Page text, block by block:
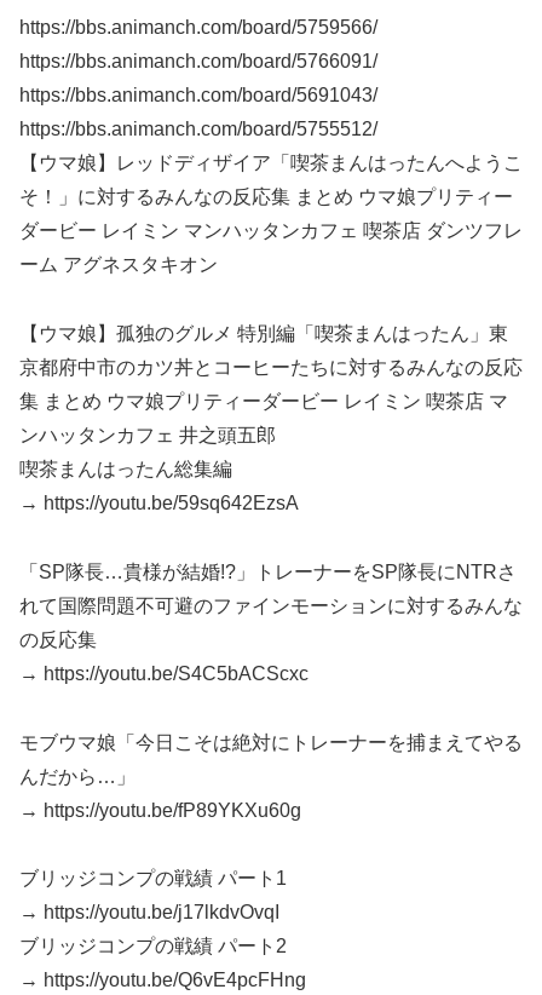
https://bbs.animanch.com/board/5759566/
https://bbs.animanch.com/board/5766091/
https://bbs.animanch.com/board/5691043/
https://bbs.animanch.com/board/5755512/
【ウマ娘】レッドディザイア「喫茶まんはったんへようこ
そ！」に対するみんなの反応集 まとめ ウマ娘プリティー
ダービー レイミン マンハッタンカフェ 喫茶店 ダンツフレ
ーム アグネスタキオン
【ウマ娘】孤独のグルメ 特別編「喫茶まんはったん」東
京都府中市のカツ丼とコーヒーたちに対するみんなの反応
集 まとめ ウマ娘プリティーダービー レイミン 喫茶店 マ
ンハッタンカフェ 井之頭五郎
喫茶まんはったん総集編
→ https://youtu.be/59sq642EzsA
「SP隊長…貴様が結婚!?」トレーナーをSP隊長にNTRさ
れて国際問題不可避のファインモーションに対するみんな
の反応集
→ https://youtu.be/S4C5bACScxc
モブウマ娘「今日こそは絶対にトレーナーを捕まえてやる
んだから…」
→ https://youtu.be/fP89YKXu60g
ブリッジコンプの戦績 パート1
→ https://youtu.be/j17lkdvOvqI
ブリッジコンプの戦績 パート2
→ https://youtu.be/Q6vE4pcFHng